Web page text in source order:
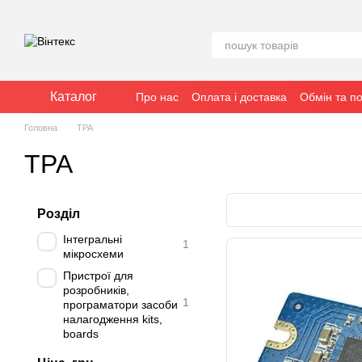
Каталог Про нас Оплата і доставка Обмін та
Головна TPA
TPA
Розділ
Інтегральні
мікросхеми
1
Пристрої для
розробників,
програматори засоби
налагодження kits,
boards
1